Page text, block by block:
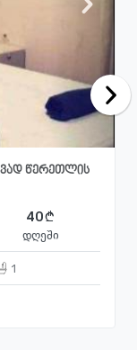
წერეთლის
40
დღეში
1